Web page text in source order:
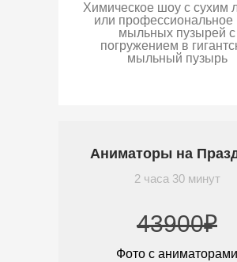
Химическое шоу с сухим
или
мыльных пузырей с
погружением в
мыльный пузырь
Аниматоры на
2 часа 30 минут
43900₽
Фото с аниматорами